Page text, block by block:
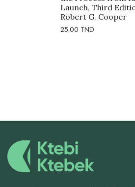
Launch, Third
Robert G. Cooper
25.00 TND